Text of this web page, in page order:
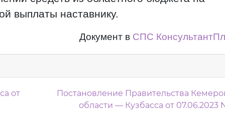
выплаты наставнику.
Документ в СПС
от
Постановление Правительства
области — Кузбасса от 07.06.2023